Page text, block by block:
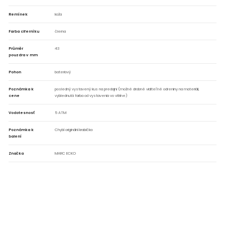
Remínek koža
Farba ciferníku čierna
Průměr
pouzdra v mm
43
Pohon bateriový
Poznámka k
cene
posledný vystavený kus na predajni (možné drobné viditeľné odreniny na materiáli,
vyblednutá farba od vystavenia vo vitríne)
Vodotesnosť 5 ATM
Poznámka k
balení
Chybí originální krabička
Značka MARC ECKO